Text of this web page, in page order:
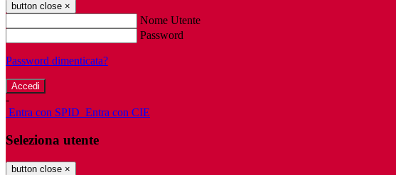
button close ×
Nome Utente
Password
Password dimenticata?
-
Entra con SPID Entra con CIE
Seleziona utente
button close ×